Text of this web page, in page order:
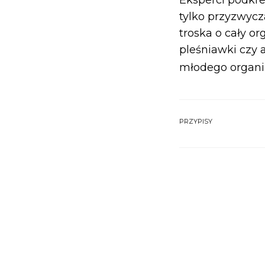
tylko
troska o cały
pleśniawki czy
młodego
PRZYPISY
American
Szczepańska